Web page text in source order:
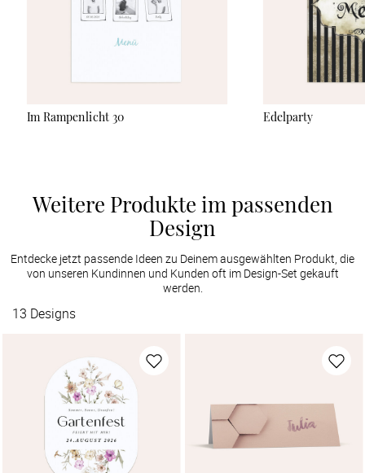
Im Rampenlicht 30 Edelparty
Weitere Produkte im passenden
Design
Entdecke jetzt passende Ideen zu Deinem ausgewählten Produkt, die
von unseren Kundinnen und Kunden oft im Design-Set gekauft
werden.
13 Designs